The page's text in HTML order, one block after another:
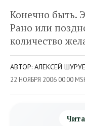
Конечно быть.
Рано или
количество
АВТОР: АЛЕКСЕЙ
22 НОЯБРЯ 2006 00:00